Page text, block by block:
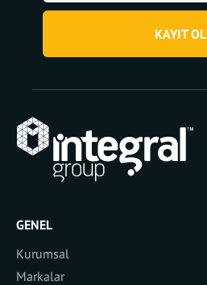
KAYIT OL
GENEL
Kurumsal
Markalar